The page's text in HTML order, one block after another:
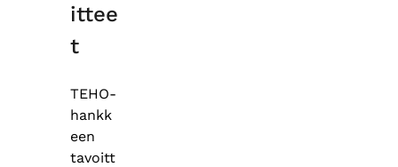
ittee
t
TEHO-
hankk
een
tavoitt